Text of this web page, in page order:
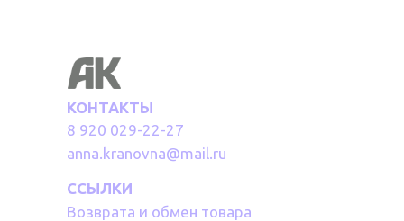
КОНТАКТЫ
8 920 029-22-27
anna.kranovna@mail.ru
ССЫЛКИ
Возврата и обмен товара